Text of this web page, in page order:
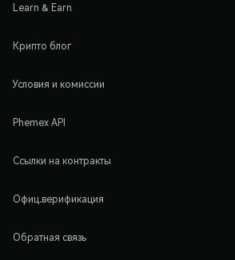
Learn & Earn
Крипто блог
Условия и комиссии
Phemex API
Ссылки на контракты
Офиц.верификация
Обратная связь